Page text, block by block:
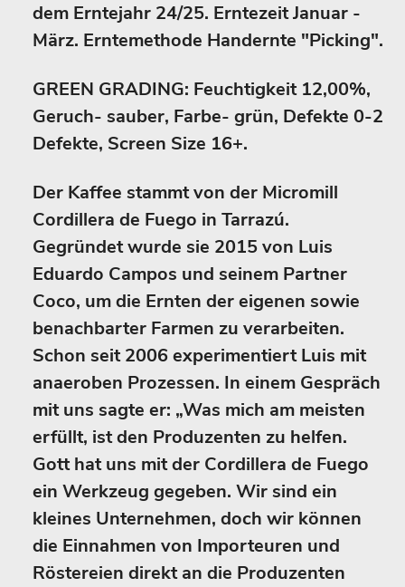
dem Erntejahr 24/25. Erntezeit Januar -
März. Erntemethode Handernte "Picking".
GREEN GRADING: Feuchtigkeit 12,00%,
Geruch- sauber, Farbe- grün, Defekte 0-2
Defekte, Screen Size 16+.
Der Kaffee stammt von der Micromill
Cordillera de Fuego in Tarrazú.
Gegründet wurde sie 2015 von Luis
Eduardo Campos und seinem Partner
Coco, um die Ernten der eigenen sowie
benachbarter Farmen zu verarbeiten.
Schon seit 2006 experimentiert Luis mit
anaeroben Prozessen. In einem Gespräch
mit uns sagte er: „Was mich am meisten
erfüllt, ist den Produzenten zu helfen.
Gott hat uns mit der Cordillera de Fuego
ein Werkzeug gegeben. Wir sind ein
kleines Unternehmen, doch wir können
die Einnahmen von Importeuren und
Röstereien direkt an die Produzenten